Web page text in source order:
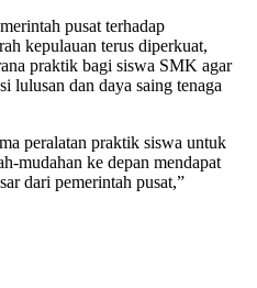
pusat terhadap
kepulauan terus diperkuat,
praktik bagi siswa SMK agar
lulusan dan daya saing tenaga
peralatan praktik siswa untuk
mudahan ke depan mendapat
dari pemerintah pusat,”